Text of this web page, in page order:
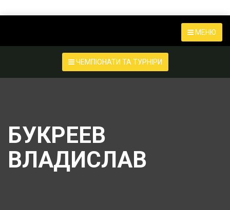
МЕНЮ
ЧЕМПІОНАТИ ТА ТУРНІРИ
БУКРЕЕВ
ВЛАДИСЛАВ